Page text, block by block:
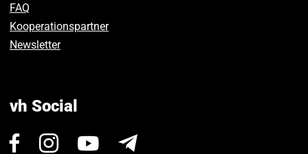
FAQ
Kooperationspartner
Newsletter
vh Social
Visit Visit
Visit